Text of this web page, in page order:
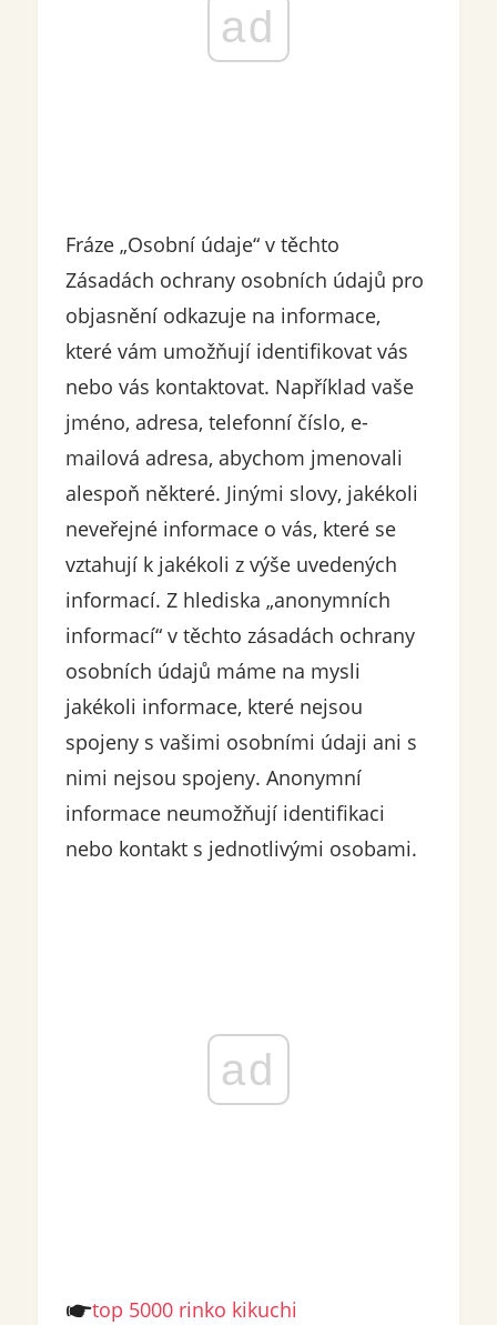
ad
Fráze „Osobní údaje“ v těchto
Zásadách ochrany osobních údajů pro
objasnění odkazuje na informace,
které vám umožňují identifikovat vás
nebo vás kontaktovat. Například vaše
jméno, adresa, telefonní číslo, e-
mailová adresa, abychom jmenovali
alespoň některé. Jinými slovy, jakékoli
neveřejné informace o vás, které se
vztahují k jakékoli z výše uvedených
informací. Z hlediska „anonymních
informací“ v těchto zásadách ochrany
osobních údajů máme na mysli
jakékoli informace, které nejsou
spojeny s vašimi osobními údaji ani s
nimi nejsou spojeny. Anonymní
informace neumožňují identifikaci
nebo kontakt s jednotlivými osobami.
ad
top 5000 rinko kikuchi